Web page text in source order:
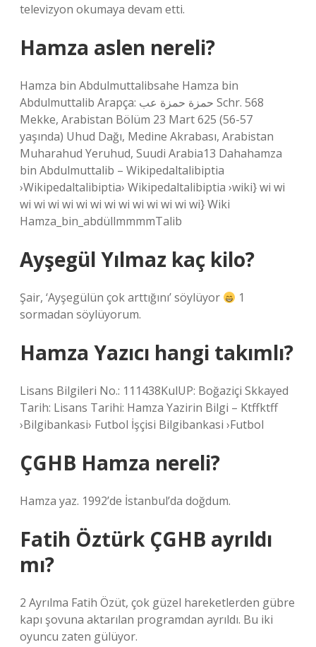
televizyon okumaya devam etti.
Hamza aslen nereli?
Hamza bin Abdulmuttalibsahe Hamza bin
Abdulmuttalib Arapça: حمزة حمزة عب Schr. 568
Mekke, Arabistan Bölüm 23 Mart 625 (56-57
yaşında) Uhud Dağı, Medine Akrabası, Arabistan
Muharahud Yeruhud, Suudi Arabia13 Dahahamza
bin Abdulmuttalib – Wikipedaltalibiptia
›Wikipedaltalibiptia› Wikipedaltalibiptia ›wiki} wi wi
wi wi wi wi wi wi wi wi wi wi wi wi wi} Wiki
Hamza_bin_abdüllmmmmTalib
Ayşegül Yılmaz kaç kilo?
Şair, ‘Ayşegülün çok arttığını’ söylüyor
1
sormadan söylüyorum.
Hamza Yazıcı hangi takımlı?
Lisans Bilgileri No.: 111438KulUP: Boğaziçi Skkayed
Tarih: Lisans Tarihi: Hamza Yazirin Bilgi – Ktffktff
›Bilgibankasi› Futbol İşçisi Bilgibankasi ›Futbol
ÇGHB Hamza nereli?
Hamza yaz. 1992’de İstanbul’da doğdum.
Fatih Öztürk ÇGHB ayrıldı
mı?
2 Ayrılma Fatih Özüt, çok güzel hareketlerden gübre
kapı şovuna aktarılan programdan ayrıldı. Bu iki
oyuncu zaten gülüyor.